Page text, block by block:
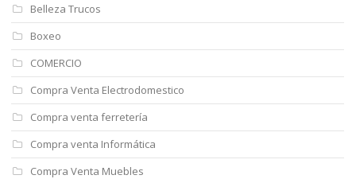
Belleza Trucos
Boxeo
COMERCIO
Compra Venta Electrodomestico
Compra venta ferretería
Compra venta Informática
Compra Venta Muebles